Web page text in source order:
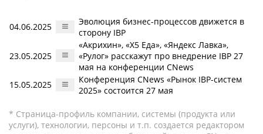
04.06.2025
Эволюция бизнес-процессов движется в
сторону IBP
23.05.2025
«Акрихин», «Х5 Еда», «Яндекс Лавка»,
«Рулог» расскажут про внедрение IBP 27
мая на конференции CNews
15.05.2025
Конференция CNews «Рынок IBP-систем
2025» состоится 27 мая
* Страница-профиль компании, системы (продукта или
услуги), технологии, персоны и т.п. создается редактором